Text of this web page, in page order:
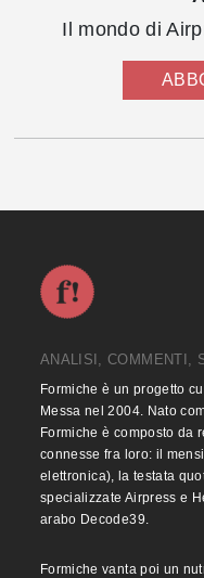
Il mondo di
ANALISI, COMMENTI,
Formiche è un progetto
Messa nel 2004. Nato
Formiche è composto da
connesse fra loro: il
elettronica), la testata
specializzate Airpress e
arabo Decode39.
Formiche vanta poi un